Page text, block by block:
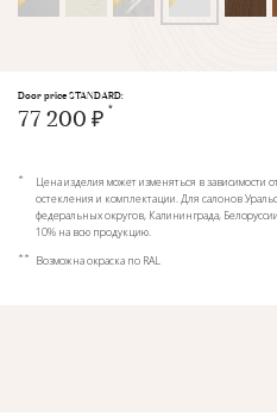
Door price STANDARD:
77 200 ₽
*
Цена изделия может изменяться в зависимости
остекления и комплектации. Для салонов
федеральных округов, Калининграда,
10% на всю продукцию.
** Возможна окраска по RAL